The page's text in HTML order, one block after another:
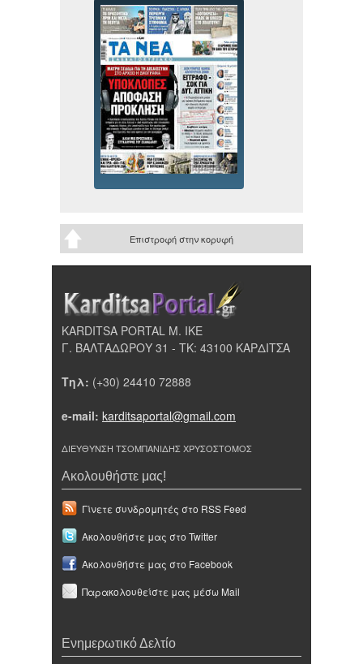
Επιστροφή στην κορυφή
KARDITSA PORTAL Μ. ΙΚΕ
Γ. ΒΑΛΤΑΔΩΡΟΥ 31 - ΤΚ: 43100 ΚΑΡΔΙΤΣΑ
Τηλ: (+30) 24410 72888
e-mail: karditsaportal@gmail.com
ΔΙΕΥΘΥΝΣΗ ΤΣΟΜΠΑΝΙΔΗΣ ΧΡΥΣΟΣΤΟΜΟΣ
Ακολουθήστε μας!
Γίνετε συνδρομητές στο RSS Feed
Ακολουθήστε μας στο Twitter
Ακολουθήστε μας στο Facebook
Παρακολουθείστε μας μέσω Mail
Ενημερωτικό Δελτίο